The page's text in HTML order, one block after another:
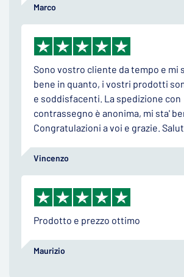
Marco
Sono vostro cliente da tempo e mi
bene in quanto, i vostri prodotti
e soddisfacenti. La spedizione con
contrassegno è anonima, mi sta'
Congratulazioni a voi e grazie.
Vincenzo
Prodotto e prezzo ottimo
Maurizio